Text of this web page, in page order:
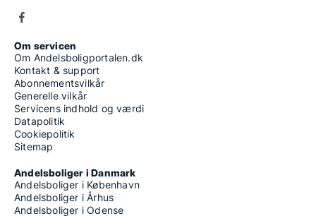
Om servicen
Om Andelsboligportalen.dk
Kontakt & support
Abonnementsvilkår
Generelle vilkår
Servicens indhold og værdi
Datapolitik
Cookiepolitik
Sitemap
Andelsboliger i Danmark
Andelsboliger i København
Andelsboliger i Århus
Andelsboliger i Odense